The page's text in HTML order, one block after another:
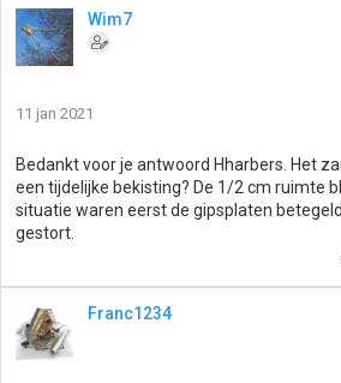
Wim7
11 jan 2021
Bedankt voor je antwoord Hharbers. Het
een tijdelijke bekisting? De 1/2 cm ruimte
situatie waren eerst de gipsplaten
gestort.
Franc1234